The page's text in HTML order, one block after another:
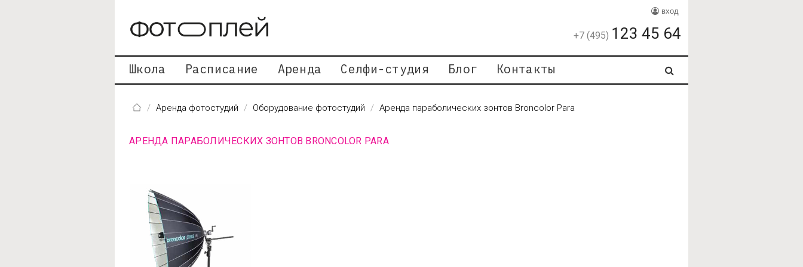
вход
+7 (495) 123 45 64
Школа Расписание Аренда Селфи-студия Блог Контакты
Аренда фотостудий Оборудование фотостудий Аренда параболических зонтов Broncolor Para
АРЕНДА ПАРАБОЛИЧЕСКИХ ЗОНТОВ BRONCOLOR PARA